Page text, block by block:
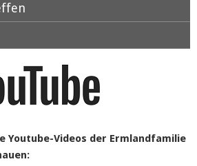
Youtube-Videos der Ermlandfamilie